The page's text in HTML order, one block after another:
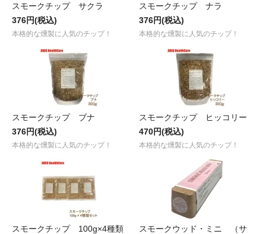
スモークチップ サクラ
376円(税込)
本格的な燻製に人気のチップ！
スモークチップ ナラ
376円(税込)
本格的な燻製に人気のチップ！
スモークチップ ブナ
376円(税込)
本格的な燻製に人気のチップ！
スモークチップ ヒッコリー
470円(税込)
本格的な燻製に人気のチップ！
スモークチップ 100g×4種類
スモークウッド・ミニ （サ